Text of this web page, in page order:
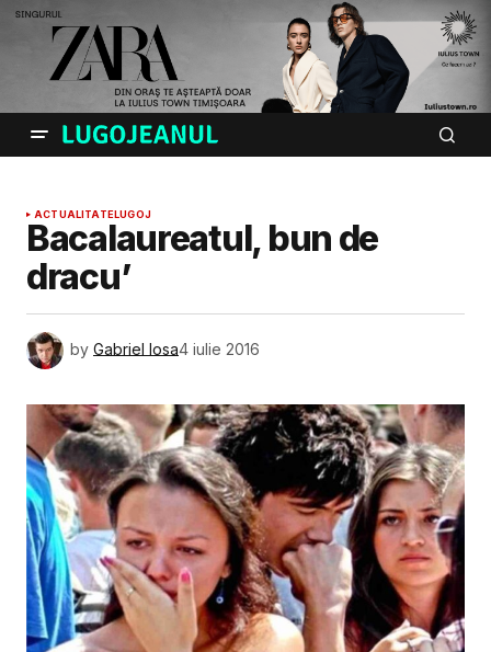
ACTUALITATELUGOJ
Bacalaureatul, bun de
dracu’
by Gabriel Iosa4 iulie 2016